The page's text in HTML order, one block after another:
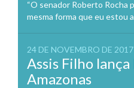
“O senador Roberto Rocha
mesma forma que eu estou
24 DE NOVEMBRO DE 2017
Assis Filho
Amazonas